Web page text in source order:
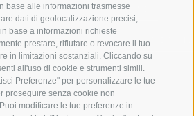
base alle informazioni trasmesse
dati di geolocalizzazione precisi,
base a informazioni richieste
prestare, rifiutare o revocare il tuo
in limitazioni sostanziali. Cliccando su
all'uso di cookie e strumenti simili.
Preferenze" per personalizzare le tue
proseguire senza cookie non
modificare le tue preferenze in
A RACINES
FONDO
ACQUA DA